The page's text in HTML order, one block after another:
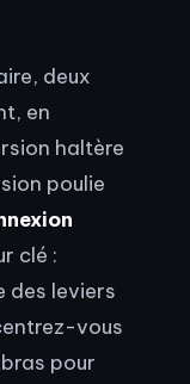
deux
en
haltère
poulie
clé :
des leviers
vous
pour